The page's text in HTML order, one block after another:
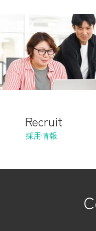
Recruit
採用情報